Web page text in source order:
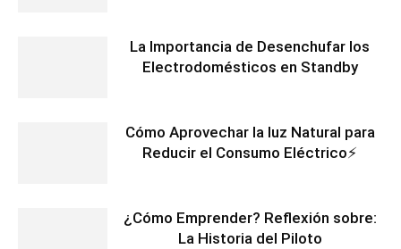
La Importancia de Desenchufar los
Electrodomésticos en Standby
Cómo Aprovechar la luz Natural para
Reducir el Consumo Eléctrico⚡
¿Cómo Emprender? Reflexión sobre:
La Historia del Piloto